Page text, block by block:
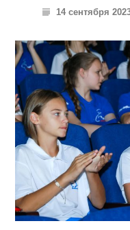
14 сентября